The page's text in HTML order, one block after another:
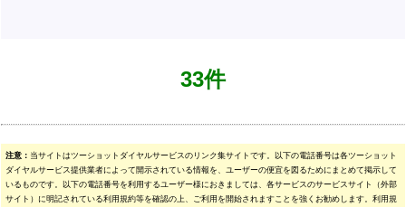
33件
注意： 当サイトはツーショットダイヤルサービスのリンク集サイトです。以下の電話番号は各ツーショット
ダイヤルサービス提供業者によって開示されている情報を、ユーザーの便宜を図るためにまとめて掲示して
いるものです。以下の電話番号を利用するユーザー様におきましては、各サービスのサービスサイト（外部
サイト）に明記されている利用規約等を確認の上、ご利用を開始されますことを強くお勧めします。利用規